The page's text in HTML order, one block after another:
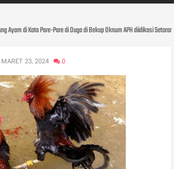
Ayam di Kota Pare-Pare di Duga di Bekup Oknum APH diidikasi
MARET 23, 2024 0